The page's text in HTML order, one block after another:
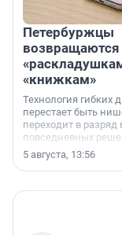
Петербуржцы
возвращаются
«книжкам»
Технология гибких
перестает быть
переходит в разряд
повседневных
5 августа, 13:56